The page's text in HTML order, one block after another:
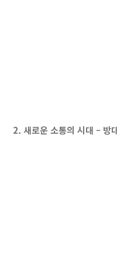
2. 새로운 소통의 시대 – 방